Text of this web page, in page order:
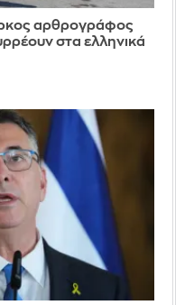
αρθρογράφος
στα ελληνικά